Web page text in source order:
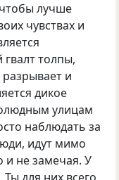
лучше
чувствах и
толпы,
и
дикое
улицам
наблюдать за
идут мимо
и не замечая. У